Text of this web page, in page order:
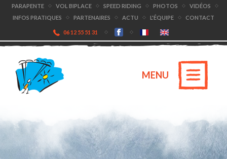
PARAPENTE VOL BIPLACE SPEED RIDING PHOTOS
VIDÉOS
INFOS PRATIQUES
PARTENAIRES ACTU L'ÉQUIPE CONTACT
06 12 55 51 31
MENU